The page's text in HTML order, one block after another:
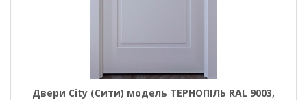
Двери City (Сити) модель ТЕРНОПІЛЬ RAL 9003,